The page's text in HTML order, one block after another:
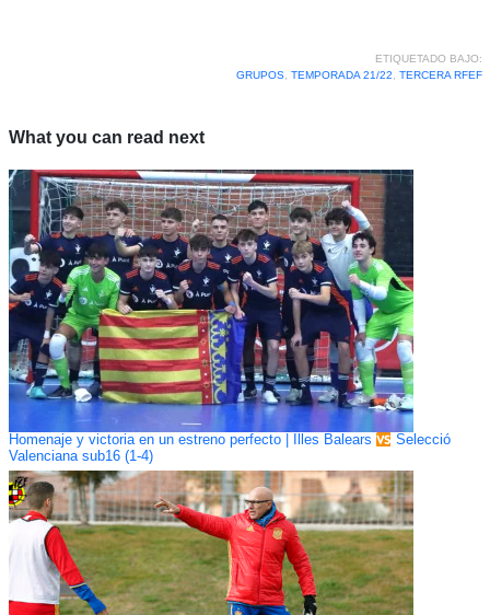
ETIQUETADO BAJO:
GRUPOS, TEMPORADA 21/22 TERCERA RFEF
What you can read next
Homenaje y victoria en un estreno perfecto | Illes Balears
Selecció
Valenciana sub16 (1-4)